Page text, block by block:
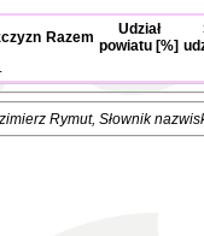
Razem
Udział
powiatu [%]
Rymut, Słownik